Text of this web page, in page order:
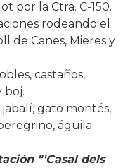
por la Ctra. C-150.
rodeando el
de Canes, Mieres y
castaños,
boj.
gato montés,
águila
"'Casal dels